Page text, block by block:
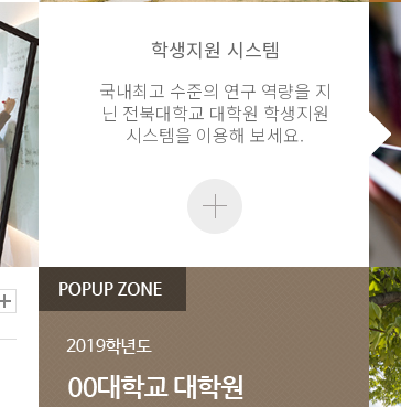
학생지원 시스템
국내최고 수준의 연구 역량을 지
닌 전북대학교 대학원 학생지원
시스템을 이용해 보세요.